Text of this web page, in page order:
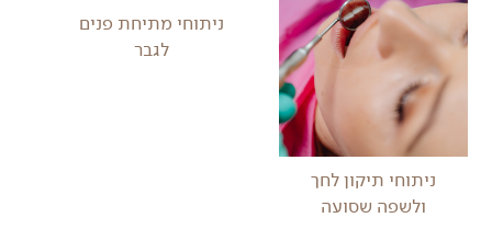
ניתוחי מתיחת פנים
לגבר
ניתוחי תיקון לחך
ולשפה שסועה